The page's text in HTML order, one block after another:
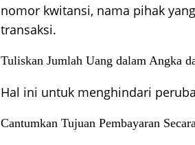
nomor kwitansi, nama pihak
transaksi.
Tuliskan Jumlah Uang dalam Angka
Hal ini untuk menghindari
Cantumkan Tujuan Pembayaran